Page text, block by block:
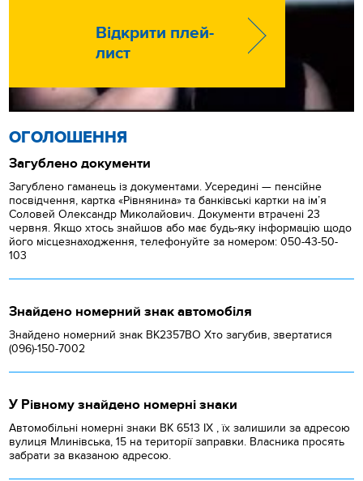
Відкрити плей-
лист
ОГОЛОШЕННЯ
Загублено документи
Загублено гаманець із документами. Усередині — пенсійне
посвідчення, картка «Рівнянина» та банківські картки на ім’я
Соловей Олександр Миколайович. Документи втрачені 23
червня. Якщо хтось знайшов або має будь-яку інформацію щодо
його місцезнаходження, телефонуйте за номером: 050-43-50-
103
Знайдено номерний знак автомобіля
Знайдено номерний знак ВК2357ВО Хто загубив, звертатися
(096)-150-7002
У Рівному знайдено номерні знаки
Автомобільні номерні знаки BK 6513 IX , їх залишили за адресою
вулиця Млинівська, 15 на території заправки. Власника просять
забрати за вказаною адресою.